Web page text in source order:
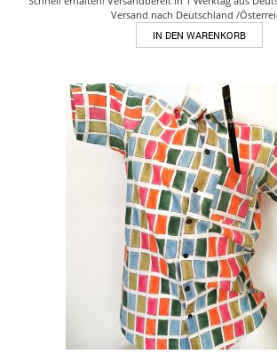
Versand nach Deutschland /
IN DEN WARENKORB